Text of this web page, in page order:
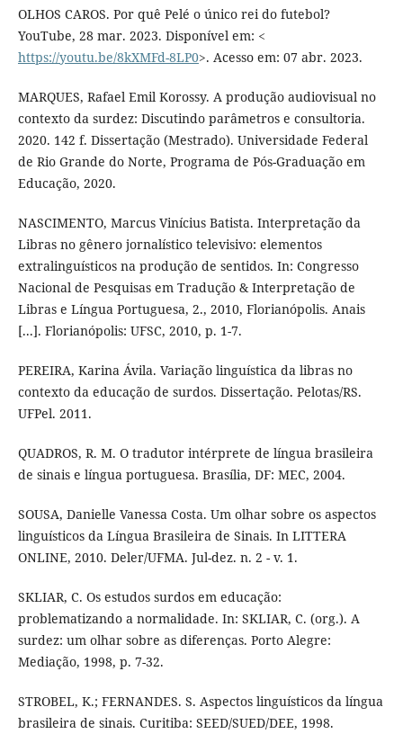
OLHOS CAROS. Por quê Pelé o único rei do futebol?
YouTube, 28 mar. 2023. Disponível em: <
https://youtu.be/8kXMFd-8LP0>. Acesso em: 07 abr. 2023.
MARQUES, Rafael Emil Korossy. A produção audiovisual no
contexto da surdez: Discutindo parâmetros e consultoria.
2020. 142 f. Dissertação (Mestrado). Universidade Federal
de Rio Grande do Norte, Programa de Pós-Graduação em
Educação, 2020.
NASCIMENTO, Marcus Vinícius Batista. Interpretação da
Libras no gênero jornalístico televisivo: elementos
extralinguísticos na produção de sentidos. In: Congresso
Nacional de Pesquisas em Tradução & Interpretação de
Libras e Língua Portuguesa, 2., 2010, Florianópolis. Anais
[...]. Florianópolis: UFSC, 2010, p. 1-7.
PEREIRA, Karina Ávila. Variação linguística da libras no
contexto da educação de surdos. Dissertação. Pelotas/RS.
UFPel. 2011.
QUADROS, R. M. O tradutor intérprete de língua brasileira
de sinais e língua portuguesa. Brasília, DF: MEC, 2004.
SOUSA, Danielle Vanessa Costa. Um olhar sobre os aspectos
linguísticos da Língua Brasileira de Sinais. In LITTERA
ONLINE, 2010. Deler/UFMA. Jul-dez. n. 2 - v. 1.
SKLIAR, C. Os estudos surdos em educação:
problematizando a normalidade. In: SKLIAR, C. (org.). A
surdez: um olhar sobre as diferenças. Porto Alegre:
Mediação, 1998, p. 7-32.
STROBEL, K.; FERNANDES. S. Aspectos linguísticos da língua
brasileira de sinais. Curitiba: SEED/SUED/DEE, 1998.